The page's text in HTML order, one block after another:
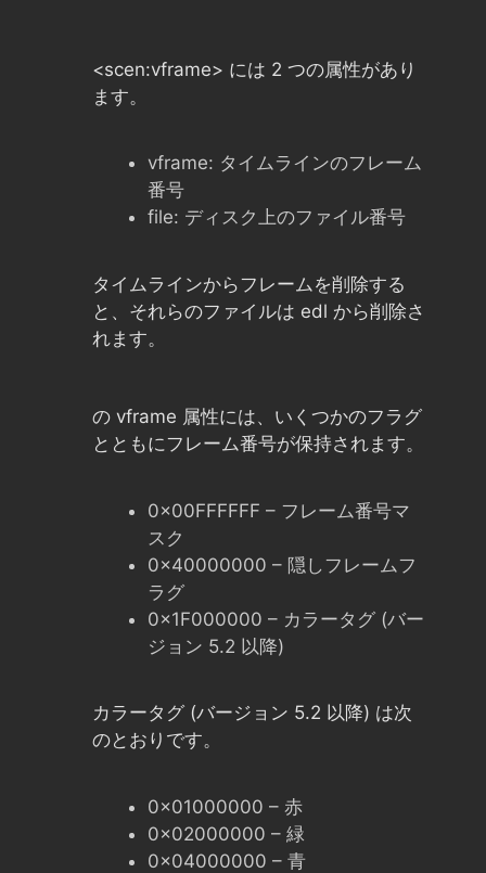
<scen:vframe> には 2 つの属性があり
ます。
vframe: タイムラインのフレーム
番号
file: ディスク上のファイル番号
タイムラインからフレームを削除する
と、それらのファイルは edl から削除さ
れます。
の vframe 属性には、いくつかのフラグ
とともにフレーム番号が保持されます。
0x00FFFFFF – フレーム番号マ
スク
0x40000000 – 隠しフレームフ
ラグ
0x1F000000 – カラータグ (バー
ジョン 5.2 以降)
カラータグ (バージョン 5.2 以降) は次
のとおりです。
0x01000000 – 赤
0x02000000 – 緑
0x04000000 – 青